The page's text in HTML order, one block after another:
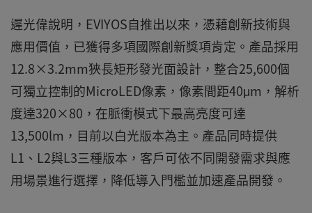
遲光偉說明，EVIYOS自推出以來，憑藉創新技術與
應用價值，已獲得多項國際創新獎項肯定。產品採用
12.8×3.2mm狹長矩形發光面設計，整合25,600個
可獨立控制的MicroLED像素，像素間距40μm，解析
度達320×80，在脈衝模式下最高亮度可達
13,500lm，目前以白光版本為主。產品同時提供
L1、L2與L3三種版本，客戶可依不同開發需求與應
用場景進行選擇，降低導入門檻並加速產品開發。